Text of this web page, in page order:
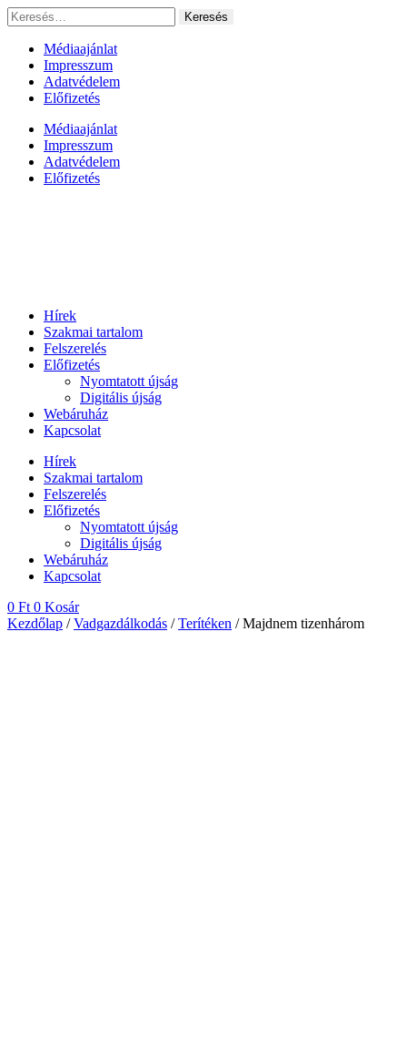
Ugrás
a
tartalomhoz
Keresés:
Médiaajánlat
Impresszum
Adatvédelem
Előfizetés
Médiaajánlat
Impresszum
Adatvédelem
Előfizetés
Hírek
Szakmai tartalom
Felszerelés
Előfizetés
Nyomtatott újság
Digitális újság
Webáruház
Kapcsolat
Hírek
Szakmai tartalom
Felszerelés
Előfizetés
Nyomtatott újság
Digitális újság
Webáruház
Kapcsolat
0 Ft 0 Kosár
Kezdőlap /Vadgazdálkodás /Terítéken / Majdnem tizenhárom